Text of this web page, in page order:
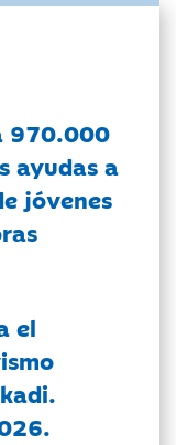
970.000
ayudas a
jóvenes
el